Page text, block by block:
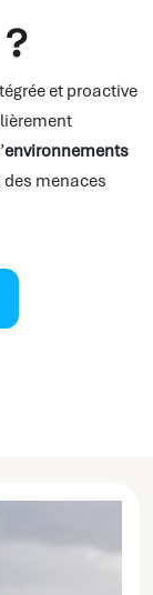
et proactive
environnements
menaces